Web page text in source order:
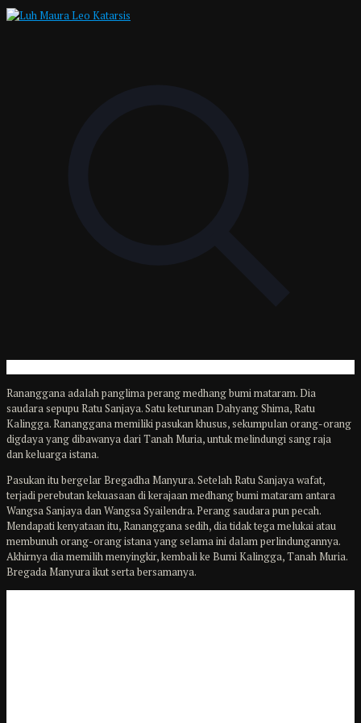
Rananggana adalah panglima perang medhang bumi mataram. Dia
saudara sepupu Ratu Sanjaya. Satu keturunan Dahyang Shima, Ratu
Kalingga. Rananggana memiliki pasukan khusus, sekumpulan orang-orang
digdaya yang dibawanya dari Tanah Muria, untuk melindungi sang raja
dan keluarga istana.
Pasukan itu bergelar Bregadha Manyura. Setelah Ratu Sanjaya wafat,
terjadi perebutan kekuasaan di kerajaan medhang bumi mataram antara
Wangsa Sanjaya dan Wangsa Syailendra. Perang saudara pun pecah.
Mendapati kenyataan itu, Rananggana sedih, dia tidak tega melukai atau
membunuh orang-orang istana yang selama ini dalam perlindungannya.
Akhirnya dia memilih menyingkir, kembali ke Bumi Kalingga, Tanah Muria.
Bregada Manyura ikut serta bersamanya.